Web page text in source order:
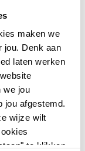
maken we
jou. Denk aan
laten werken
we jou
jou afgestemd.
wijze wilt
te klikken.